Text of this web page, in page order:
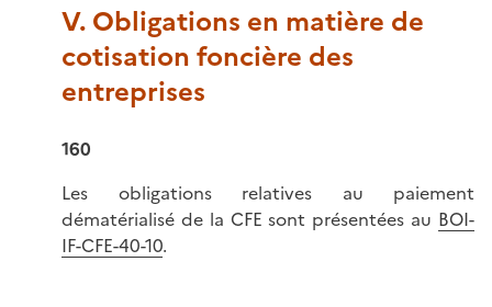
V. Obligations en matière de
cotisation foncière des
entreprises
160
Les obligations relatives au paiement
dématérialisé de la CFE sont présentées au BOI-
IF-CFE-40-10.